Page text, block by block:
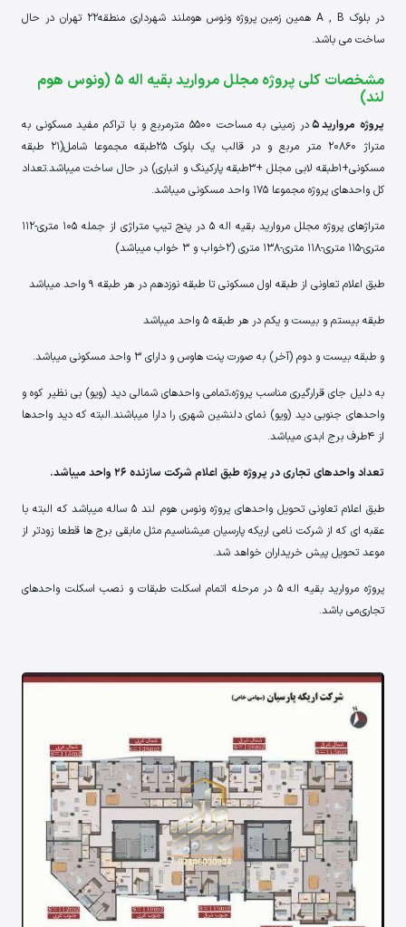
در بلوک A , B همین زمین پروژه ونوس هوملند شهرداری منطقه22 تهران در حال
ساخت می باشد.
مشخصات کلی پروژه مجلل مروارید بقیه اله 5 (ونوس هوم
لند)
پروژه مروارید 5
در زمینی به مساحت 5500 مترمربع و با تراکم مفید مسکونی به
متراژ 20860 متر مربع و در قالب یک بلوک 25طبقه مجموعا شامل(21 طبقه
مسکونی+1طبقه لابی مجلل +3طبقه پارکینگ و انباری) در حال ساخت میباشد.تعداد
کل واحدهای پروژه مجموعا 175 واحد مسکونی میباشد.
متراژهای پروژه مجلل مروارید بقیه اله 5 در پنج تیپ متراژی از جمله 105 متری-112
متری-115 متری-118 متری-138 متری (2خواب و 3 خواب میباشد)
طبق اعلام تعاونی از طبقه اول مسکونی تا طبقه نوزدهم در هر طبقه 9 واحد میباشد
طبقه بیستم و بیست و یکم در هر طبقه 5 واحد میباشد
و طبقه بیست و دوم (آخر) به صورت پنت هاوس و دارای 3 واحد مسکونی میباشد.
به دلیل جای قرارگیری مناسب پروژه،تمامی واحدهای شمالی دید (ویو) بی نظیر کوه و
واحدهای جنوبی دید (ویو) نمای دلنشین شهری را دارا میباشند.البته که دید واحدها
از 4طرف برج ابدی میباشد.
تعداد واحدهای تجاری در پروژه طبق اعلام شرکت سازنده 26 واحد میباشد.
طبق اعلام تعاونی تحویل واحدهای پروژه ونوس هوم لند 5 ساله میباشد که البته با
عقبه ای که از شرکت نامی اریکه پارسیان میشناسیم مثل مابقی برج ها قطعا زودتر از
موعد تحویل پیش خریداران خواهد شد.
پروژه مروارید بقیه اله 5 در مرحله اتمام اسکلت طبقات و نصب اسکلت واحدهای
تجاری می باشد.